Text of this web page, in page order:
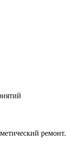
ремонт.